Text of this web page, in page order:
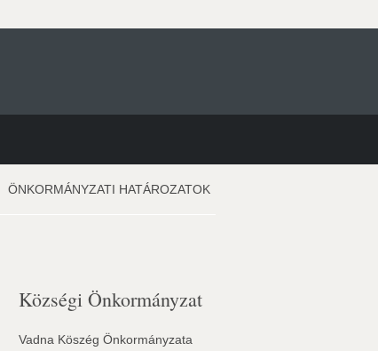
ÖNKORMÁNYZATI HATÁROZATOK
Községi Önkormányzat
Vadna Köszég Önkormányzata